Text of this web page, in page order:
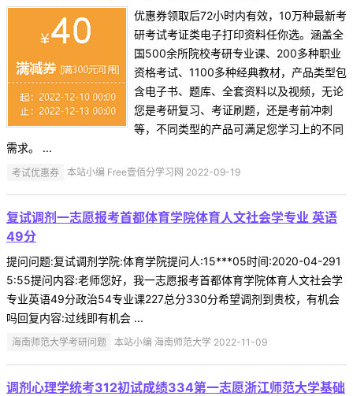
优惠券领取后72小时内有效，10万种最新考
研考试考证类电子打印资料任你选。涵盖全
国500余所院校考研专业课、200多种职业
资格考试、1100多种经典教材，产品类型包
含电子书、题库、全套资料以及视频，无论
您是考研复习、考证刷题，还是考前冲刺
等，不同类型的产品可满足您学习上的不同
需求。 ...
考试优惠券 本站小编 Free壹佰分学习网 2022-09-19
复试调剂一志愿报考首都体育学院体育人文社会学专业 英语
49分
提问问题:复试调剂学院:体育学院提问人:15***05时间:2020-04-291
5:55提问内容:老师您好，我一志愿报考首都体育学院体育人文社会学
专业英语49分政治54专业课227总分330分希望调剂到贵校，有机会
吗回复内容:过线即有机会 ...
海南师范大学考研问题 本站小编 海南师范大学 2022-11-09
调剂心理学统考312初试成绩334第一志愿浙江师范大学基础